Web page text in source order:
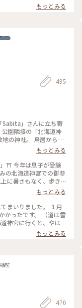
もっとみる
495
Sabita」さんに立ち寄
園隣接の「北海道神
の神社。 鳥居から 神
れて何とも清々しい。
。 真ん中が太くて 米
そう。 フラヌイは、
年に一度、富良野で作
っくり巡れなかった
さんの 温められた 判
も食べられそうな 美味
神宮#自然豊か#四柱神
ゆるりｼﾆｱ旅#ゆるり夏
もっとみる
⛩️ 今年は息子が受験
の北海道神宮での御参
に暑さもなく、歩き
もっとみる
りました。 １月
かったです。 （道は雪
もっとみる
470